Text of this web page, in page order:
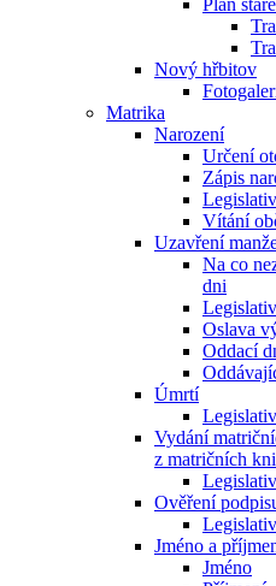
Plán
Nový hřbitov
Matrika
Narození
Určení
Zápis
Vítání
Uzavření
Na co
dni
Oslava
Oddací
Úmrtí
Vydání
z matričních
Ověření
Jméno a
Jméno